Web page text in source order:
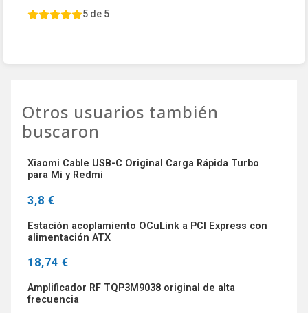
5 de 5
Otros usuarios también
buscaron
Xiaomi Cable USB-C Original Carga Rápida Turbo
para Mi y Redmi
3,8 €
Estación acoplamiento OCuLink a PCI Express con
alimentación ATX
18,74 €
Amplificador RF TQP3M9038 original de alta
frecuencia